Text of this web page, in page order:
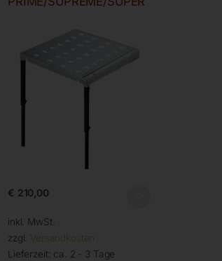
€ 210,00
inkl. MwSt.
zzgl. Versandkosten
Lieferzeit: ca. 2 - 3 Tage